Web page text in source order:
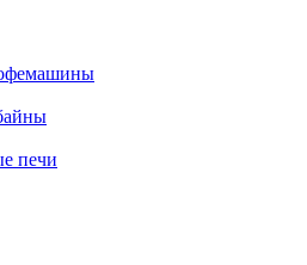
машины
Бойлеры
техника
шкафы газовые
печи